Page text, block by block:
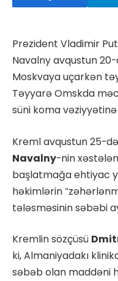
Prezident Vladimir
Navalny avqustun
Moskvaya uçarkən
Təyyarə Omskda
süni koma
Kreml avqustun 25-
Navalny-nin
başlatmağa ehtiyac
həkimlərin
tələsməsinin səbəbi
Kremlin sözçüsü
ki, Almaniyadakı
səbəb olan maddəni